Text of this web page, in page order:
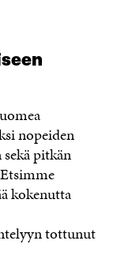
nopeiden
pitkän
kokenutta
tottunut